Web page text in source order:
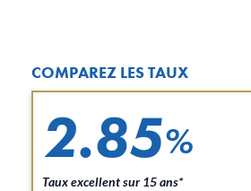
COMPAREZ LES TAUX
2.85%
Taux excellent sur 15 ans*